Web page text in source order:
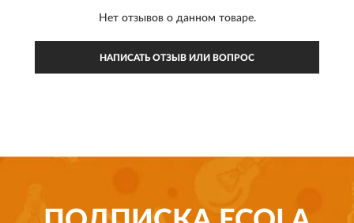
Нет отзывов о данном товаре.
НАПИСАТЬ ОТЗЫВ ИЛИ ВОПРОС